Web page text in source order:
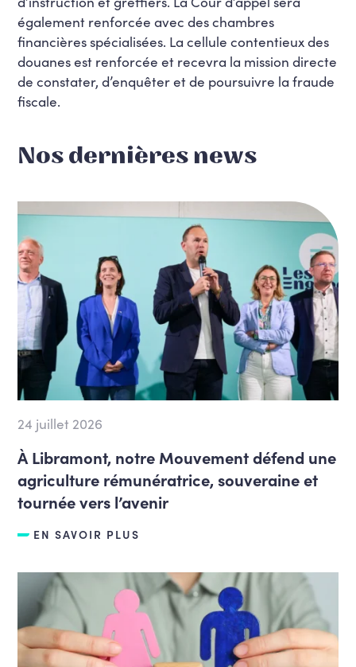
également renforcée avec des chambres
financières spécialisées. La cellule contentieux des
douanes est renforcée et recevra la mission directe
de constater, d’enquêter et de poursuivre la fraude
fiscale.
Nos dernières news
24 juillet 2026
À Libramont, notre Mouvement défend une
agriculture rémunératrice, souveraine et
tournée vers l’avenir
EN SAVOIR PLUS